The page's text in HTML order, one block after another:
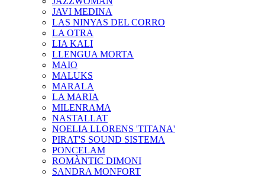
JAVI MEDINA
LAS NINYAS DEL CORRO
LA OTRA
LIA KALI
LLENGUA MORTA
MAIO
MALUKS
MARALA
LA MARIA
MILENRAMA
NASTALLAT
NOELIA LLORENS 'TITANA'
PIRAT'S SOUND SISTEMA
PONCELAM
ROMÀNTIC DIMONI
SANDRA MONFORT